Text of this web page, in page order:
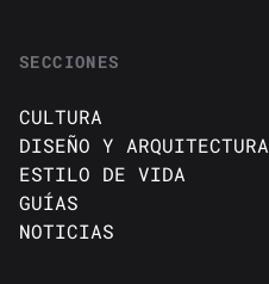
SECCIONES
CULTURA
DISEÑO Y ARQUITECTURA
ESTILO DE VIDA
GUÍAS
NOTICIAS